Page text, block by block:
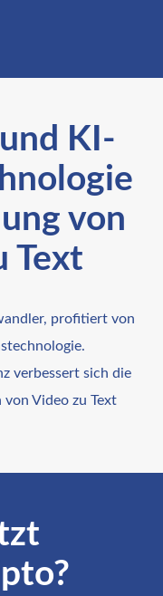
KI-
von
Text
profitiert von
verbessert sich die
Video zu Text